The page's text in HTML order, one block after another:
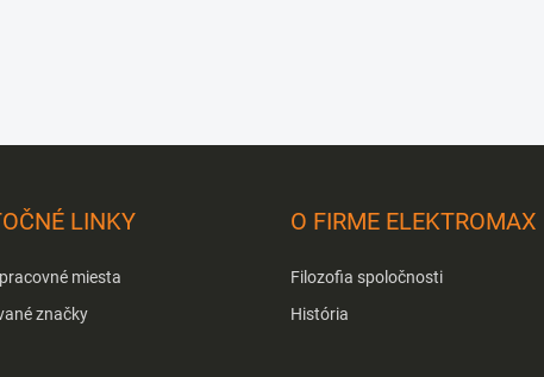
LINKY
miesta
značky
O FIRME ELEKTROMAX
Filozofia spoločnosti
História